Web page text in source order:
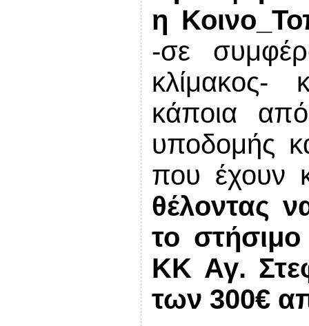
η
-σε
κάποια
υποδομής
που έχουν
θέλοντας
το
ΚΚ Αγ.
των 300€